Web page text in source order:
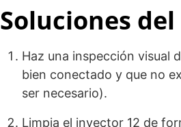
Soluciones
Haz una inspección visual
bien conectado y que no
ser necesario).
Limpia el inyector 12 de